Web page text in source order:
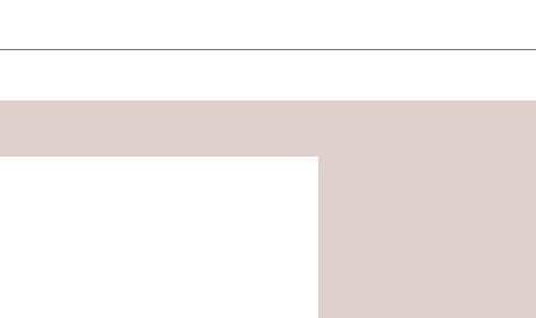
de personas, pero puede haber algunas
o cualquier preocupación específica antes de iniciar la